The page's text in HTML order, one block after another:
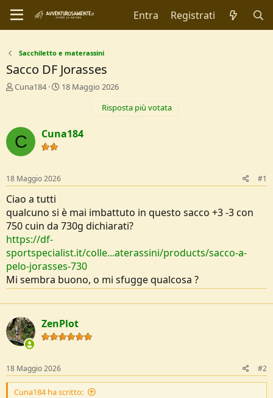
Entra Registrati
Sacchiletto e materassini
Sacco DF Jorasses
C
t
o
r
D
i
s
u
s
s
i
o
n
e
Cuna184
D
d
i
z
o
18 Maggio 2026
Risposta più votata
C Cuna184
18 Maggio 2026 #1
Ciao a tutti
qualcuno si è mai imbattuto in questo sacco +3 -3 con
750 cuin da 730g dichiarati?
https://df-
sportspecialist.it/colle...aterassini/products/sacco-a-
pelo-jorasses-730
Mi sembra buono, o mi sfugge qualcosa ?
ZenPlot
18 Maggio 2026 #2
Cuna184 ha scritto: